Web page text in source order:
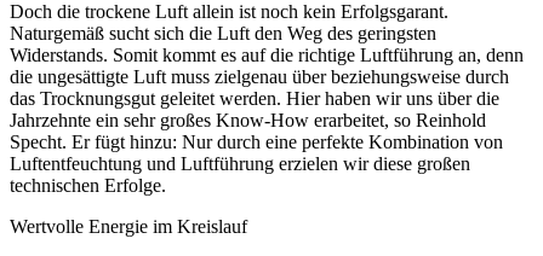
Doch die trockene Luft allein ist noch kein Erfolgsgarant.
Naturgemäß sucht sich die Luft den Weg des geringsten
Widerstands. Somit kommt es auf die richtige Luftführung an, denn
die ungesättigte Luft muss zielgenau über beziehungsweise durch
das Trocknungsgut geleitet werden. Hier haben wir uns über die
Jahrzehnte ein sehr großes Know-How erarbeitet, so Reinhold
Specht. Er fügt hinzu: Nur durch eine perfekte Kombination von
Luftentfeuchtung und Luftführung erzielen wir diese großen
technischen Erfolge.
Wertvolle Energie im Kreislauf